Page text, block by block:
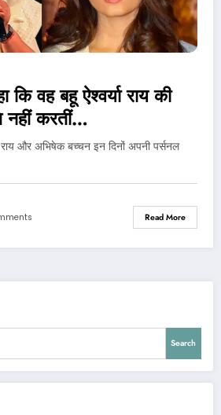
वह बहू ऐश्वर्या राय की
नहीं करतीं…
राय और अभिषेक बच्चन इन दिनों अपनी पर्सनल
Read More
Search